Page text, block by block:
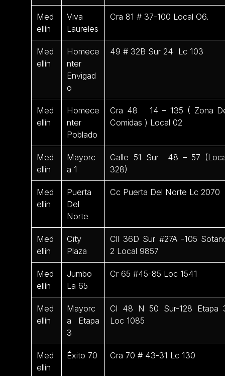
Med
ellín
Viva
Laureles
Cra 81 # 37-100 Local O6.
Med
ellín
Homece
nter
Envigad
o
49 # 32B Sur 24 Lc 103
Med
ellín
Homece
nter
Poblado
Cra 48 14 – 135 ( Zona
Comidas ) Local 02
Med
ellín
Mayorc
a 1
Calle 51 Sur 48 – 57
328)
Med
ellín
Puerta
Del
Norte
Cc Puerta Del Norte Lc 2070
Med
ellín
City
Plaza
Cll 36D Sur #27A -105
2 Local 9857
Med
ellín
Jumbo
La 65
Cr 65 #45-85 Loc 1541
Med
ellín
Mayorc
a Etapa
3
Cl 48 N 50 Sur-128 Etapa
Loc 1085
Med
ellín
Éxito 70 Cra 70 # 43-31 Lc 130